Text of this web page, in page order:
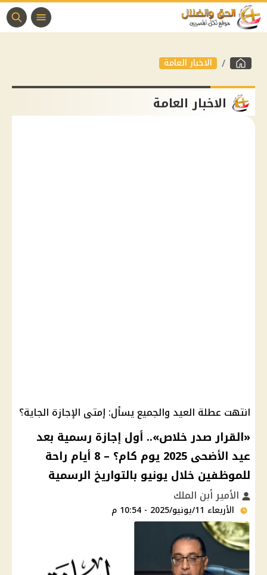
الاخبار العامة
الاخبار العامة
انتهت عطلة العيد والجميع يسأل: إمتى الإجازة الجاية؟
«القرار صدر خلاص».. أول إجازة رسمية بعد
عيد الأضحى 2025 يوم كام؟ – 8 أيام راحة
للموظفين خلال يونيو بالتواريخ الرسمية
الأمير أبن الملك
الأربعاء 11/يونيو/2025 - 10:54 م